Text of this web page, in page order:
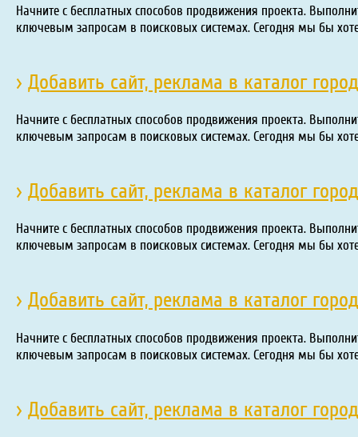
Начните с бесплатных способов продвижения проекта.
ключевым запросам в поисковых системах. Сегодня мы бы
› Добавить сайт, реклама в каталог
Начните с бесплатных способов продвижения проекта.
ключевым запросам в поисковых системах. Сегодня мы бы
› Добавить сайт, реклама в каталог
Начните с бесплатных способов продвижения проекта.
ключевым запросам в поисковых системах. Сегодня мы бы
› Добавить сайт, реклама в каталог
Начните с бесплатных способов продвижения проекта.
ключевым запросам в поисковых системах. Сегодня мы бы
› Добавить сайт, реклама в каталог